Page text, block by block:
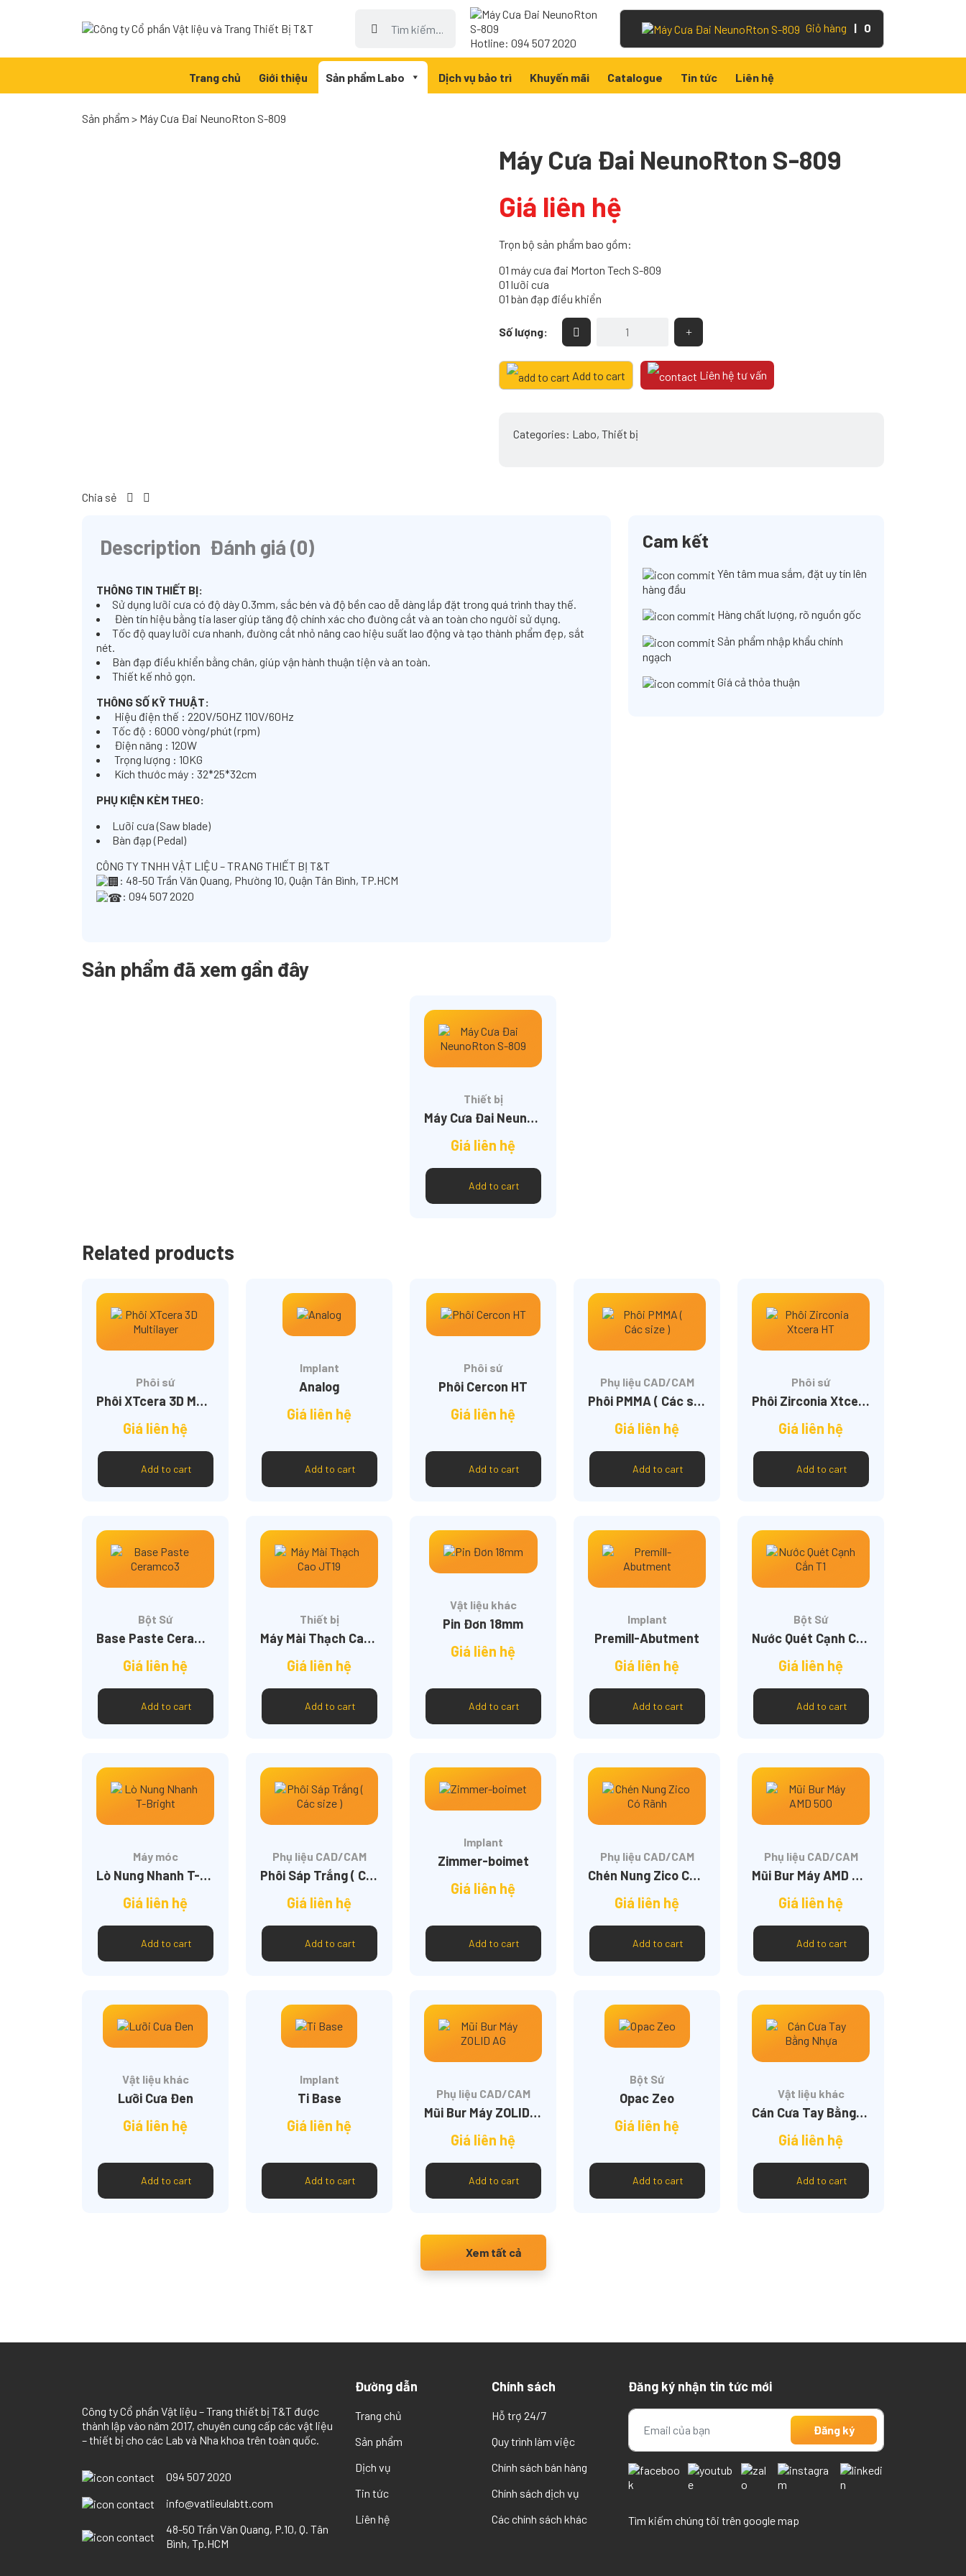
kiếm
Hotline: 094 507 2020
Giỏ hàng | 0
Trang chủ Giới thiệu Sản phẩm Labo Dịch vụ bảo trì Khuyến mãi Catalogue Tin tức Liên hệ
Sản phẩm > Máy Cưa Đai NeunoRton S-809
Máy Cưa Đai NeunoRton S-809
Giá liên hệ
Trọn bộ sản phẩm bao gồm:
01 máy cưa đai Morton Tech S-809
01 lưỡi cưa
01 bàn đạp điều khiển
Số lượng:
Máy
Cưa
S-Add to cart Liên hệ tư vấn
Categories: Labo,Thiết bị
Chia sẻ
Description Đánh giá (0)
THÔNG TIN THIẾT BỊ:
Sử dụng lưỡi cưa có độ dày 0.3mm, sắc bén và độ bền cao dễ dàng lắp đặt trong quá trình thay thế.
Đèn tín hiệu bằng tia laser giúp tăng độ chính xác cho đường cắt và an toàn cho người sử dụng.
Tốc độ quay lưỡi cưa nhanh, đường cắt nhỏ nâng cao hiệu suất lao động và tạo thành phẩm đẹp, sắt
nét.
Bàn đạp điều khiển bằng chân, giúp vận hành thuận tiện và an toàn.
Thiết kế nhỏ gọn.
THÔNG SỐ KỸ THUẬT:
Hiệu điện thế : 220V/50HZ 110V/60Hz
Tốc độ : 6000 vòng/phút (rpm)
Điện năng : 120W
Trọng lượng : 10KG
Kích thước máy : 32*25*32cm
PHỤ KIỆN KÈM THEO:
Lưỡi cưa (Saw blade)
Bàn đạp (Pedal)
CÔNG TY TNHH VẬT LIỆU – TRANG THIẾT BỊ T&T
: 48-50 Trần Văn Quang, Phường 10, Quận Tân Bình, TP.HCM
: 094 507 2020
Cam kết
Yên tâm mua sắm, đặt uy tín lên
hàng đầu
Hàng chất lượng, rõ nguồn gốc
Sản phẩm nhập khẩu chính
ngạch
Giá cả thỏa thuận
Sản phẩm đã xem gần đây
Thiết bị
Máy Cưa Đai NeunoRton S-809
Giá liên hệ
Add to cart
Related products
Phôi sứ
Phôi XTcera 3D Multilayer
Giá liên hệ
Add to cart
Implant
Analog
Giá liên hệ
Add to cart
Phôi sứ
Phôi Cercon HT
Giá liên hệ
Add to cart
Phụ liệu CAD/CAM
Phôi PMMA ( Các size )
Giá liên hệ
Add to cart
Phôi sứ
Phôi Zirconia Xtcera HT
Giá liên hệ
Add to cart
Bột Sứ
Base Paste Ceramco3
Giá liên hệ
Add to cart
Thiết bị
Máy Mài Thạch Cao JT19
Giá liên hệ
Add to cart
Vật liệu khác
Pin Đơn 18mm
Giá liên hệ
Add to cart
Implant
Premill-Abutment
Giá liên hệ
Add to cart
Bột Sứ
Nước Quét Cạnh Cắn T1
Giá liên hệ
Add to cart
Máy móc
Lò Nung Nhanh T-Bright
Giá liên hệ
Add to cart
Phụ liệu CAD/CAM
Phôi Sáp Trắng ( Các size )
Giá liên hệ
Add to cart
Implant
Zimmer-boimet
Giá liên hệ
Add to cart
Phụ liệu CAD/CAM
Chén Nung Zico Có Rãnh
Giá liên hệ
Add to cart
Phụ liệu CAD/CAM
Mũi Bur Máy AMD 500
Giá liên hệ
Add to cart
Vật liệu khác
Lưỡi Cưa Đen
Giá liên hệ
Add to cart
Implant
Ti Base
Giá liên hệ
Add to cart
Phụ liệu CAD/CAM
Mũi Bur Máy ZOLID AG
Giá liên hệ
Add to cart
Bột Sứ
Opac Zeo
Giá liên hệ
Add to cart
Vật liệu khác
Cán Cưa Tay Bằng Nhựa
Giá liên hệ
Add to cart
Xem tất cả
Công ty Cổ phần Vật liệu – Trang thiết bị T&T được
thành lập vào năm 2017, chuyên cung cấp các vật liệu
– thiết bị cho các Lab và Nha khoa trên toàn quốc.
094 507 2020
info@vatlieulabtt.com
48-50 Trần Văn Quang, P.10, Q. Tân
Bình, Tp.HCM
Đường dẫn
Trang chủ
Sản phẩm
Dịch vụ
Tin tức
Liên hệ
Chính sách
Hỗ trợ 24/7
Quy trình làm việc
Chính sách bán hàng
Chính sách dịch vụ
Các chính sách khác
Đăng ký nhận tin tức mới
Tìm kiếm chúng tôi trên google map